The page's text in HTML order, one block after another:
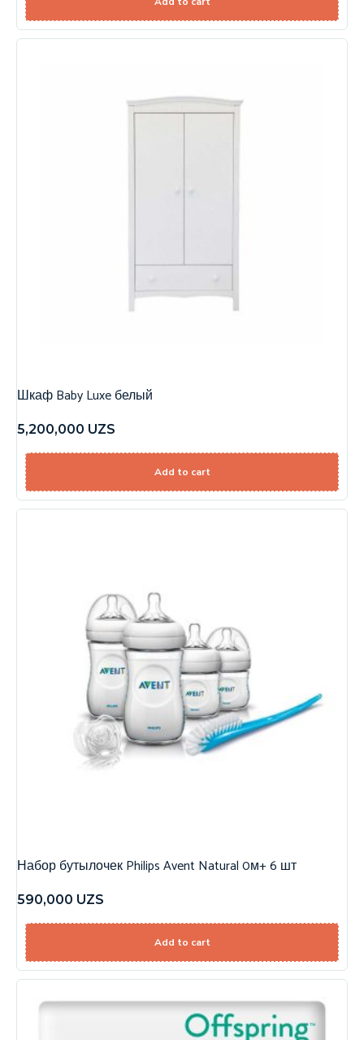
Шкаф Baby Luxe белый
5,200,000 UZS
Add to cart
Набор бутылочек Philips Avent Natural 0м+ 6 шт
590,000 UZS
Add to cart